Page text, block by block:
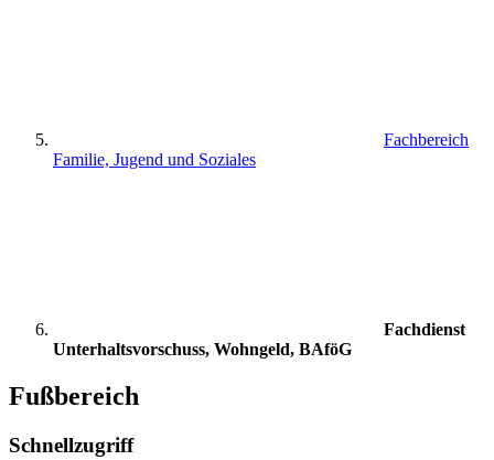
Fachbereich
Familie, Jugend und Soziales
Fachdienst
Unterhaltsvorschuss, Wohngeld, BAföG
Fußbereich
Schnellzugriff